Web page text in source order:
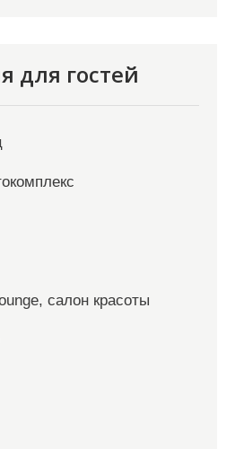
для гостей
салон красоты